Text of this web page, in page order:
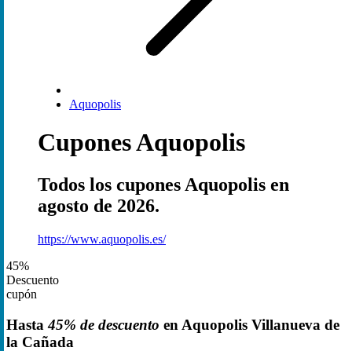
Aquopolis
Cupones Aquopolis
Todos los cupones Aquopolis en
agosto de 2026.
https://www.aquopolis.es/
45%
Descuento
cupón
Hasta45% de descuento en Aquopolis Villanueva de
la Cañada